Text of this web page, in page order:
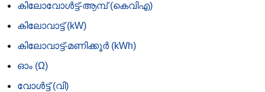
കിലോവോൾട്ട്-ആമ്പ് (കെവി‌എ)
കിലോവാട്ട് (kW)
കിലോവാട്ട്-മണിക്കൂർ (kWh)
ഓം (Ω)
വോൾട്ട് (വി)